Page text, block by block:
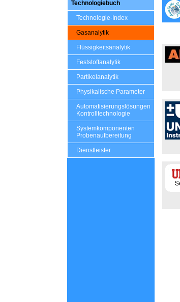
Technologiebuch
Technologie-Index
Gasanalytik
Flüssigkeitsanalytik
Feststoffanalytik
Partikelanalytik
Physikalische Parameter
Automatisierungslösungen
Kontrolltechnologie
Systemkomponenten
Probenaufbereitung
Dienstleister